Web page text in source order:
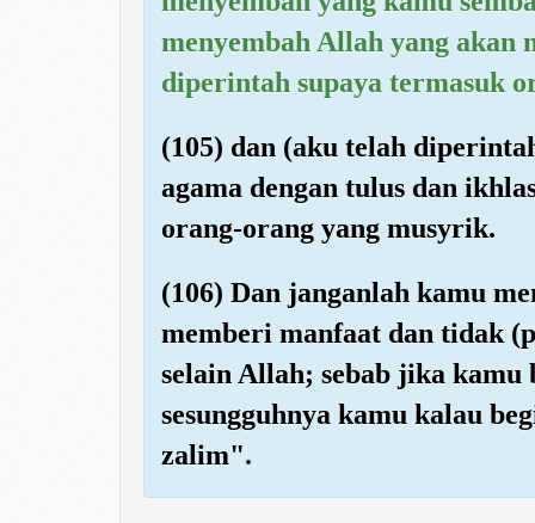
menyembah Allah yang akan
diperintah supaya termasuk
(105) dan (aku telah
agama dengan tulus dan
orang-orang yang musyrik.
(106) Dan janganlah kamu
memberi manfaat dan tidak
selain Allah; sebab jika
sesungguhnya kamu kalau
zalim".